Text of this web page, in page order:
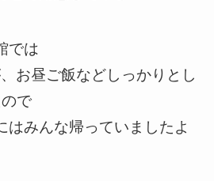
では
お昼ご飯などしっかりとし
で
はみんな帰っていましたよ